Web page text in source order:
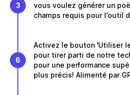
3
vous voulez générer un
champs requis pour l'outil
6
Activez le bouton 'Utiliser
pour tirer parti de notre
pour une performance
plus précis! Alimenté par